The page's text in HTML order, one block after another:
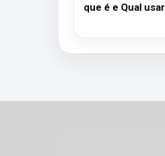
que é e Qual usar